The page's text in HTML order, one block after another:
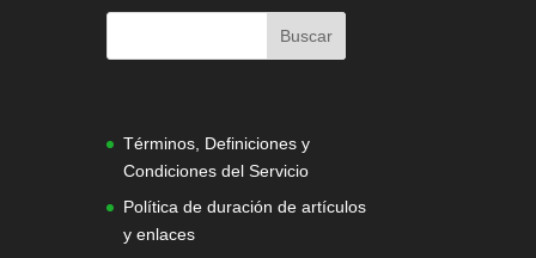
Términos, Definiciones y
Condiciones del Servicio
Política de duración de artículos
y enlaces